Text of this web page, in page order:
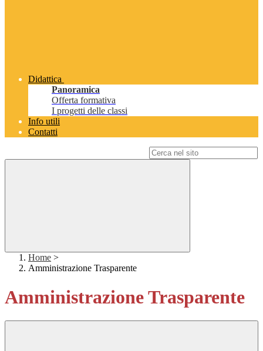
Didattica
Panoramica
Offerta formativa
I progetti delle classi
Info utili
Contatti
Home >
Amministrazione Trasparente
Amministrazione Trasparente